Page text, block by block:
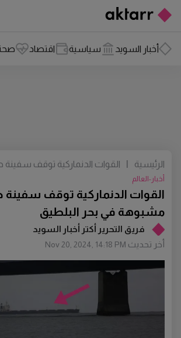
أخبار السويد سياسية اقتصاد
فريق التحرير أكتر أخبار السويد
أخر تحديث Nov 20, 2024, 14:18 PM
القوات الدنماركية توقف سفينة
مشبوهة في بحر البلطيق
أخبار-العالم
الرئيسية |
القوات الدنماركية توقف سفينة